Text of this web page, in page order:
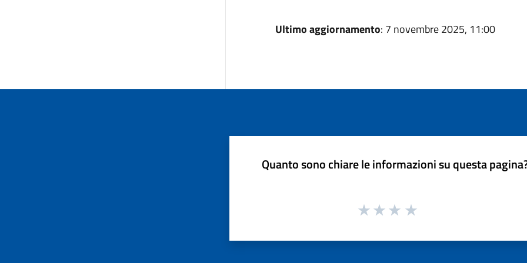
Ultimo aggiornamento: 7 novembre 2025, 11:00
Quanto sono chiare le informazioni su questa